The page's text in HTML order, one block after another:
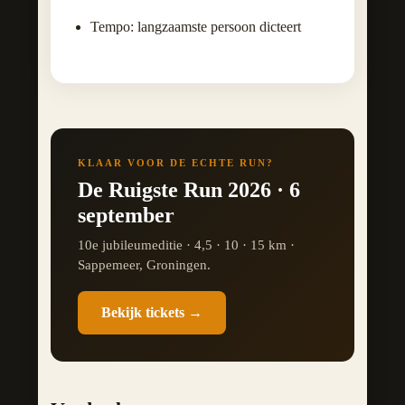
Tempo: langzaamste persoon dicteert
KLAAR VOOR DE ECHTE RUN?
De Ruigste Run 2026 · 6
september
10e jubileumeditie · 4,5 · 10 · 15 km ·
Sappemeer, Groningen.
Bekijk tickets →